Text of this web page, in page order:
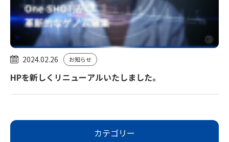
2024.02.26 お知らせ
HPを新しくリニューアルいたしました。
カテゴリー